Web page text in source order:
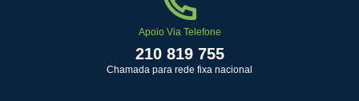
Apoio Via Telefone
210 819 755
Chamada para rede fixa nacional